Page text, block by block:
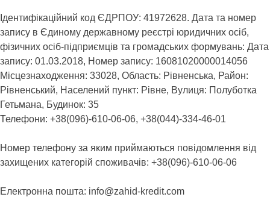
Ідентифікаційний код ЄДРПОУ: 41972628. Дата та номер
запису в Єдиному державному реєстрі юридичних осіб,
фізичних осіб-підприємців та громадських формувань: Дата
запису: 01.03.2018, Номер запису: 16081020000014056
Місцезнаходження: 33028, Область: Рівненська, Район:
Рівненський, Населений пункт: Рівне, Вулиця: Полуботка
Гетьмана, Будинок: 35
Телефони: +38(096)-610-06-06, +38(044)-334-46-01
Номер телефону за яким приймаються повідомлення від
захищених категорій споживачів: +38(096)-610-06-06
Електронна пошта: info@zahid-kredit.com